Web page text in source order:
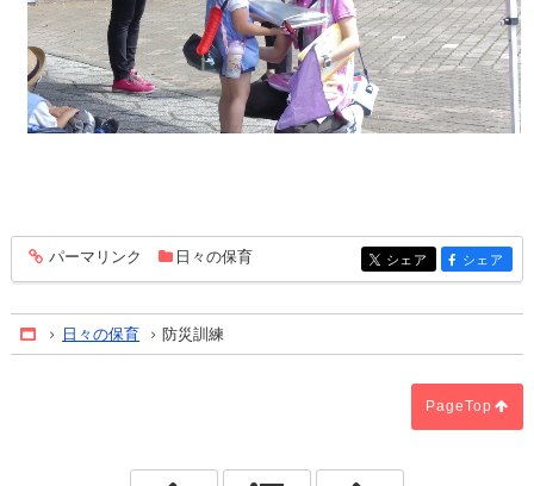
entry397
パーマリンク 日々の保育 entry397
シェア entry397
シェア
Home
日々の保育 防災訓練
PageTop
「大きな芋虫」